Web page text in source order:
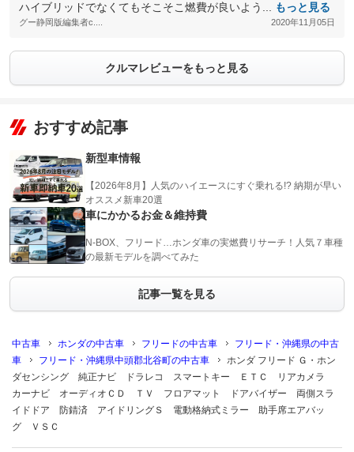
ハイブリッドでなくてもそこそこ燃費が良いよう...
もっと見る
グー静岡版編集者c.... 2020年11月05日
クルマレビューをもっと見る
おすすめ記事
新型車情報
【2026年8月】人気のハイエースにすぐ乗れる!? 納期が早い
オススメ新車20選
車にかかるお金＆維持費
N-BOX、フリード…ホンダ車の実燃費リサーチ！人気７車種
の最新モデルを調べてみた
記事一覧を見る
中古車 ホンダの中古車 フリードの中古車
フリード・沖縄県の中古
車
フリード・沖縄県中頭郡北谷町の中古車
ホンダ フリード Ｇ・ホン
ダセンシング 純正ナビ ドラレコ スマートキー ＥＴＣ リアカメラ
カーナビ オーディオＣＤ ＴＶ フロアマット ドアバイザー 両側スラ
イドドア 防錆済 アイドリングＳ 電動格納式ミラー 助手席エアバッ
グ ＶＳＣ